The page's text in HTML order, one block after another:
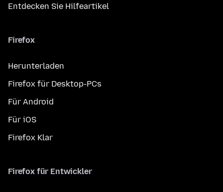
Entdecken Sie Hilfeartikel
Firefox
Herunterladen
Firefox für Desktop-PCs
Für Android
Für iOS
Firefox Klar
Firefox für Entwickler